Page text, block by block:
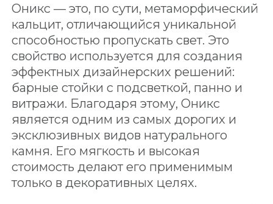
Оникс — это, по сути, метаморфический
кальцит, отличающийся уникальной
способностью пропускать свет. Это
свойство используется для создания
эффектных дизайнерских решений:
барные стойки с подсветкой, панно и
витражи. Благодаря этому, Оникс
является одним из самых дорогих и
эксклюзивных видов натурального
камня. Его мягкость и высокая
стоимость делают его применимым
только в декоративных целях.